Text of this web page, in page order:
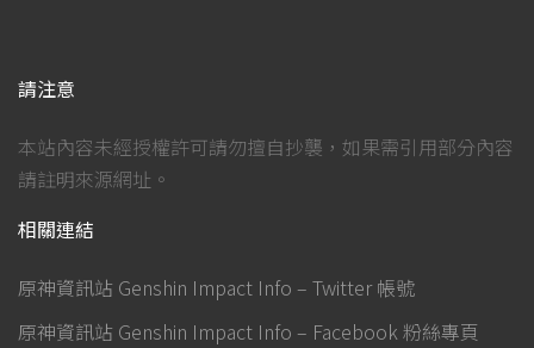
請注意
本站內容未經授權許可請勿擅自抄襲，如果需引用部分內容
請註明來源網址。
相關連結
原神資訊站 Genshin Impact Info – Twitter 帳號
原神資訊站 Genshin Impact Info – Facebook 粉絲專頁